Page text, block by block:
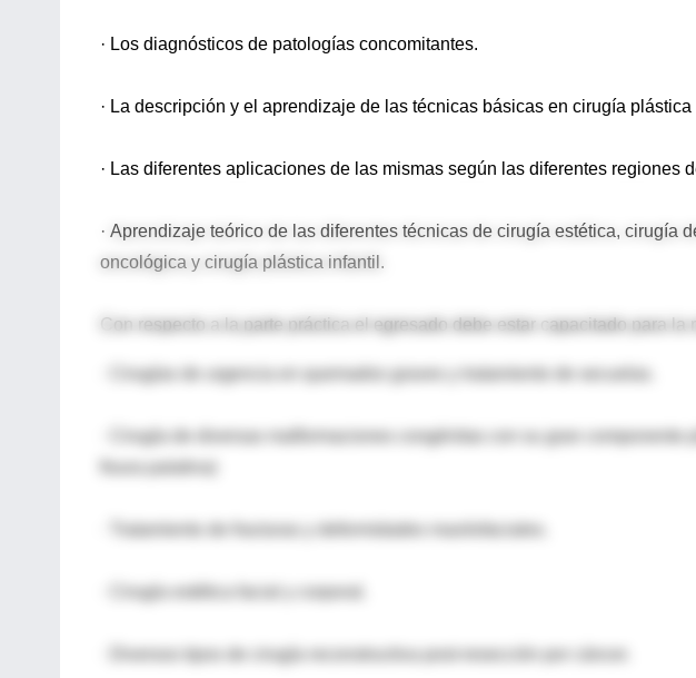
· Los diagnósticos de patologías concomitantes.
· La descripción y el aprendizaje de las técnicas básicas en cirugía
· Las diferentes aplicaciones de las mismas según las diferentes regiones
· Aprendizaje teórico de las diferentes técnicas de cirugía estética, cirugía
oncológica y cirugía plástica infantil.
Con respecto a la parte práctica el egresado debe estar capacitado para la
· Cirugías de urgencia en quemados graves y tratamiento de secuelas.
· Cirugía de diversas malformaciones congénitas con su gran componente
· Cirugía estética facial y corporal.
· Diversos tipos de cirugía reconstructiva post-resección por cáncer.